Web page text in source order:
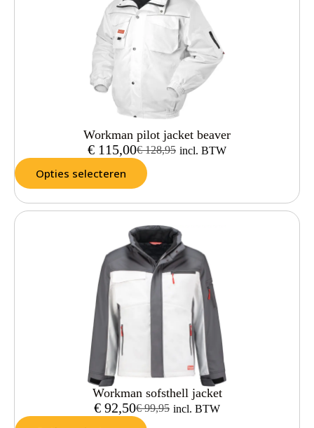
Workman pilot jacket beaver
€128,95
€ 115,00 incl. BTW
Opties selecteren
Workman sofsthell jacket
€99,95
€ 92,50 incl. BTW